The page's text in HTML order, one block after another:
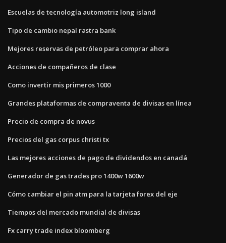
Escuelas de tecnología automotriz long island
Tipo de cambio nepal rastra bank
Mejores reservas de petróleo para comprar ahora
Acciones de compañeros de clase
Como invertir mis primeros 1000
Grandes plataformas de compraventa de divisas en línea
Precio de compra de novus
Precios del gas corpus christi tx
Las mejores acciones de pago de dividendos en canadá
Generador de gas trades pro 1400w 1600w
Cómo cambiar el pin atm para la tarjeta forex del eje
Tiempos del mercado mundial de divisas
Fx carry trade index bloomberg